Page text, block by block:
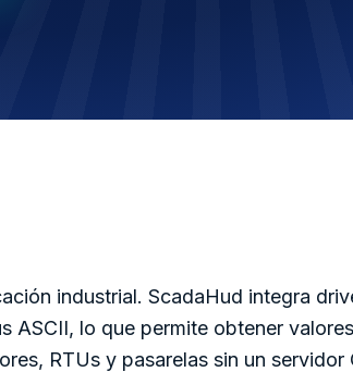
industrial. ScadaHud integra
ASCII, lo que permite obtener
RTUs y pasarelas sin un servidor